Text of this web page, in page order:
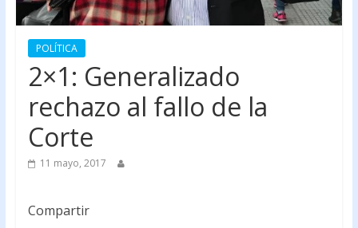
POLÍTICA
2×1: Generalizado
rechazo al fallo de la
Corte
11 mayo, 2017
Compartir